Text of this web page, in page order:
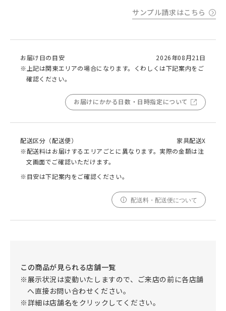
サンプル請求はこちら
お届け日の目安
2026年08月21日
※上記は関東エリアの場合になります。くわしくは下記案内をご
確認ください。
お届けにかかる日数・日時指定について
配送区分（配送便）
家具配送X
※配送料はお届けするエリアごとに異なります。実際の金額は注
文画面でご確認いただけます。
※目安は下記案内をご確認ください。
配送料・配送便について
この商品が見られる店舗一覧
※展示状況は変動いたしますので、ご来店の前に各店舗
へ直接お問い合わせください。
※詳細は店舗名をクリックしてください。